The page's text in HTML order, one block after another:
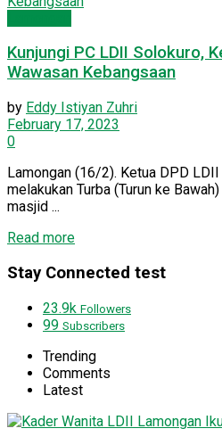
Kunjungi PC LDII Solokuro,
Wawasan Kebangsaan
by Eddy Istiyan Zuhri
February 17, 2023
0
Lamongan (16/2). Ketua DPD
melakukan Turba (Turun ke
masjid ...
Read more
Stay Connected test
23.9k Followers
99 Subscribers
Trending
Comments
Latest